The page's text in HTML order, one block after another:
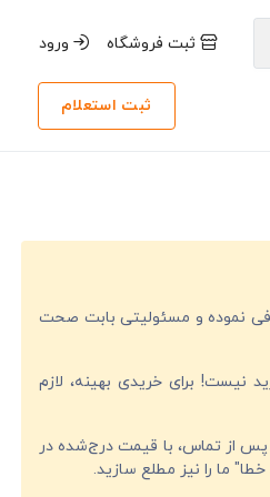
ثبت فروشگاه ورود
ثبت استعلام
نموده و مسئولیتی بابت صحت
نیست! برای خریدی بهینه، لازم
از تماس، با قیمت درج‌شده در
ما را نیز مطلع سازید.